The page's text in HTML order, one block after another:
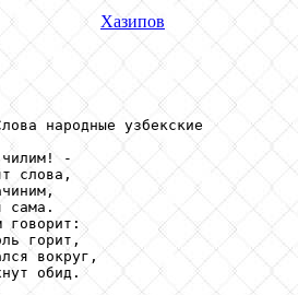
Хазипов
народные узбекские
чилим! -
слова,
сама.
говорит:
горит,
вокруг,
обид.